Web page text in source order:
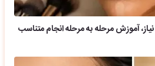
آموزش مرحله به مرحله انجام متناسب